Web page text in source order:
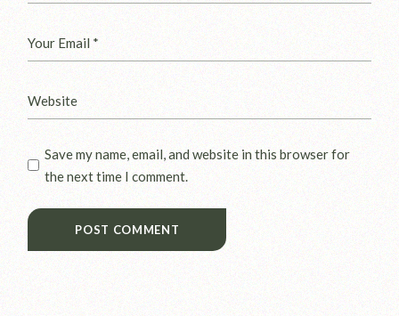
Save my name, email, and website in this browser for
the next time I comment.
POST COMMENT